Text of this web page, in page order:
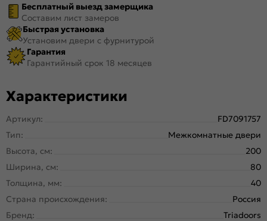
Бесплатный выезд замерщика
Составим лист замеров
Быстрая установка
Установим двери с фурнитурой
Гарантия
Гарантийный срок 18 месяцев
Характеристики
Артикул:
FD7091757
Тип:
Межкомнатные двери
Высота, см:
200
Ширина, см:
80
Толщина, мм:
40
Страна происхождения:
Россия
Бренд:
Triadoors